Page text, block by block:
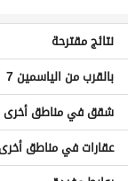
شقق 3 غرف نوم للبيع في الياسمين 7
شقق 4 غرف نوم للبيع في الياسمين 7
شقق 5 غرف نوم للبيع في الياسمين 7
دوبليكس للبيع في
فيلات للبيع في
نتائج مقترحة
شقق للبيع في الياسمين
شقق للبيع في الياسمين
شقق للبيع في البنفسج
بالقرب من الياسمين 7
شقق للبيع في القطامية
شقق للبيع في شيراتون
شقق في مناطق أخرى
عقارات في مناطق